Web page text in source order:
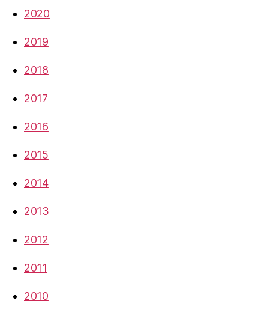
2020
2019
2018
2017
2016
2015
2014
2013
2012
2011
2010